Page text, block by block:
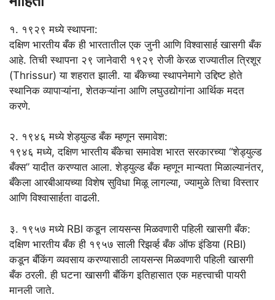
१. १९२९ मध्ये स्थापना:
दक्षिण भारतीय बँक ही भारतातील एक जुनी आणि विश्वासार्ह खासगी बँक
आहे. तिची स्थापना २९ जानेवारी १९२९ रोजी केरळ राज्यातील त्रिशूर
(Thrissur) या शहरात झाली. या बँकेच्या स्थापनेमागे उद्दिष्ट होते
स्थानिक व्यापाऱ्यांना, शेतकऱ्यांना आणि लघुउद्योगांना आर्थिक मदत
करणे.
२. १९४६ मध्ये शेड्युल्ड बँक म्हणून समावेश:
१९४६ मध्ये, दक्षिण भारतीय बँकेचा समावेश भारत सरकारच्या “शेड्युल्ड
बँक्स” यादीत करण्यात आला. शेड्युल्ड बँक म्हणून मान्यता मिळाल्यानंतर,
बँकेला आरबीआयच्या विशेष सुविधा मिळू लागल्या, ज्यामुळे तिचा विस्तार
आणि विश्वासार्हता वाढली.
३. १९५७ मध्ये RBI कडून लायसन्स मिळवणारी पहिली खासगी बँक:
दक्षिण भारतीय बँक ही १९५७ साली रिझर्व्ह बँक ऑफ इंडिया (RBI)
कडून बँकिंग व्यवसाय करण्यासाठी लायसन्स मिळवणारी पहिली खासगी
बँक ठरली. ही घटना खासगी बँकिंग इतिहासात एक महत्त्वाची पायरी
मानली जाते.